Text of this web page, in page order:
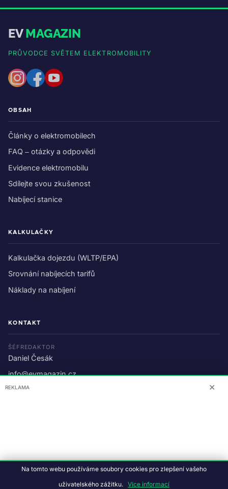
EVMAGAZIN
PRŮVODCE SVĚTEM ELEKTROMOBILITY
OBSAH
Články o elektromobilech
FAQ – otázky a odpovědi
Evidence elektromobilu
Sdílejte svou zkušenost
Nabíjecí stanice
KALKULAČKY
Kalkulačka dojezdu (WLTP/EPA)
Srovnání nabíjecích tarifů
Náklady na nabíjení
KONTAKT
ŠÉFREDAKTOR
Daniel Česák
info@evmagazin.cz
O nás
© 2026 EV Magazin.Podmínky a ochrana dat.
REKLAMA ✕
Na tomto webu používáme soubory cookies pro zlepšení vašeho
uživatelského zážitku. Více informací